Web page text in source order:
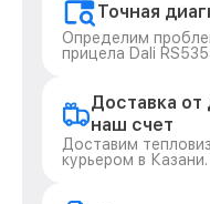
Точная
Определим
прицела Dali
Доставка от
наш счет
Доставим
курьером в Казани.